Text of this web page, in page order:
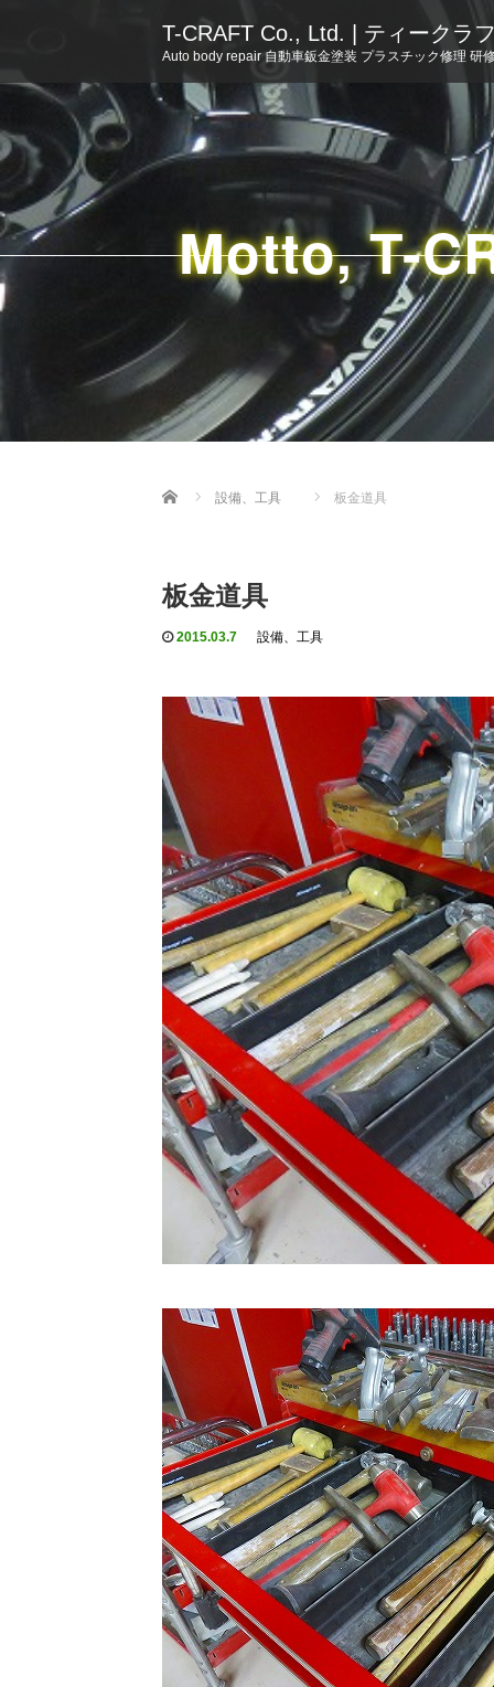
T-CRAFT Co., Ltd. | ティーク
Auto body repair 自動車鈑金塗装 プラスチック修理 研
Motto, T-
Home 設備、工具 板金道具
板金道具
2015.03.7 設備、工具